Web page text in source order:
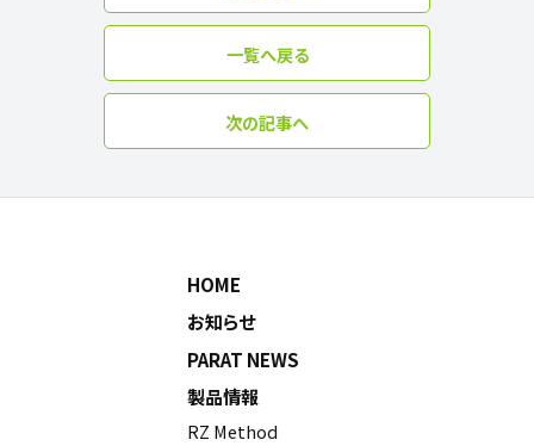
一覧へ戻る
次の記事へ
HOME
お知らせ
PARAT NEWS
製品情報
RZ Method